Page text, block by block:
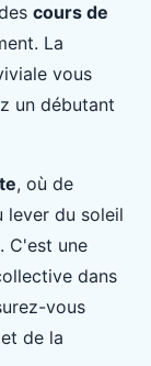
cours de
La
vous
un débutant
, où de
lever du soleil
C'est une
dans
vous
de la